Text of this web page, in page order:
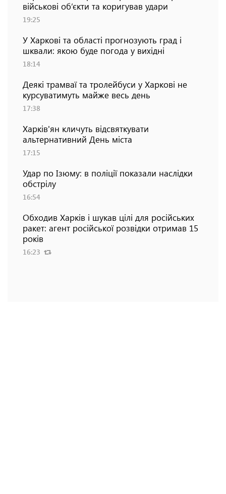
військові об’єкти та коригував удари
19:25
У Харкові та області прогнозують град і
шквали: якою буде погода у вихідні
18:14
Деякі трамваї та тролейбуси у Харкові не
курсуватимуть майже весь день
17:38
Харків'ян кличуть відсвяткувати
альтернативний День міста
17:15
Удар по Ізюму: в поліції показали наслідки
обстрілу
16:54
Обходив Харків і шукав цілі для російських
ракет: агент російської розвідки отримав 15
років
16:23